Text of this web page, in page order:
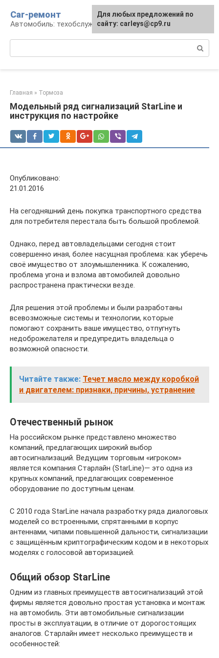
контенту
Car-ремонт
Автомобиль: техобслуживание и ремонт
Главная » Тормоза
Модельный ряд сигнализаций StarLine и
инструкция по настройке
Опубликовано:
21.01.2016
На сегодняшний день покупка транспортного средства
для потребителя перестала быть большой проблемой.
Однако, перед автовладельцами сегодня стоит
совершенно иная, более насущная проблема: как уберечь
своё имущество от злоумышленника. К сожалению,
проблема угона и взлома автомобилей довольно
распространена практически везде.
Для решения этой проблемы и были разработаны
всевозможные системы и технологии, которые
помогают сохранить ваше имущество, отпугнуть
недоброжелателя и предупредить владельца о
возможной опасности.
Читайте также: Течет масло между коробкой
и двигателем: признаки, причины, устранение
Отечественный рынок
На российском рынке представлено множество
компаний, предлагающих широкий выбор
автосигнализаций. Ведущим торговым «игроком»
является компания Старлайн (StarLine)— это одна из
крупных компаний, предлагающих современное
оборудование по доступным ценам.
С 2010 года StarLine начала разработку ряда диалоговых
моделей со встроенными, спрятанными в корпус
антеннами, чипами повышенной дальности, сигнализации
с защищённым криптографическим кодом и в некоторых
моделях с голосовой авторизацией.
Общий обзор StarLine
Одним из главных преимуществ автосигнализаций этой
фирмы является довольно простая установка и монтаж
на автомобиль. Эти автомобильные сигнализации
просты в эксплуатации, в отличие от дорогостоящих
аналогов. Старлайн имеет несколько преимуществ и
особенностей:
Для любых предложений по
сайту: carleys@cp9.ru